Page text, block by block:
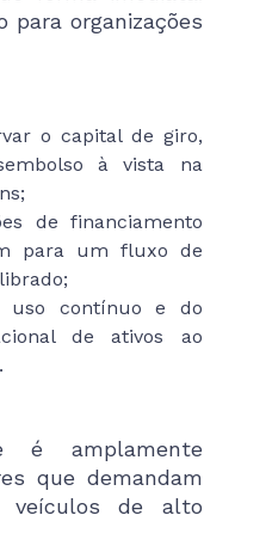
para organizações
o capital de giro,
à vista na
de financiamento
para um fluxo de
uso contínuo e do
de ativos ao
é amplamente
que demandam
veículos de alto